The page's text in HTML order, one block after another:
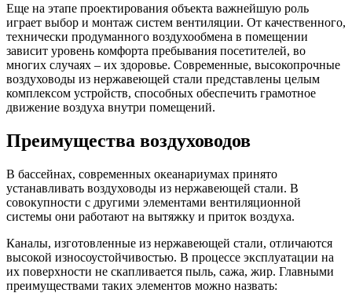
Еще на этапе проектирования объекта важнейшую роль
играет выбор и монтаж систем вентиляции. От качественного,
технически продуманного воздухообмена в помещении
зависит уровень комфорта пребывания посетителей, во
многих случаях – их здоровье. Современные, высокопрочные
воздуховоды из нержавеющей стали представлены целым
комплексом устройств, способных обеспечить грамотное
движение воздуха внутри помещений.
Преимущества воздуховодов
В бассейнах, современных океанариумах принято
устанавливать воздуховоды из нержавеющей стали. В
совокупности с другими элементами вентиляционной
системы они работают на вытяжку и приток воздуха.
Каналы, изготовленные из нержавеющей стали, отличаются
высокой износоустойчивостью. В процессе эксплуатации на
их поверхности не скапливается пыль, сажа, жир. Главными
преимуществами таких элементов можно назвать: